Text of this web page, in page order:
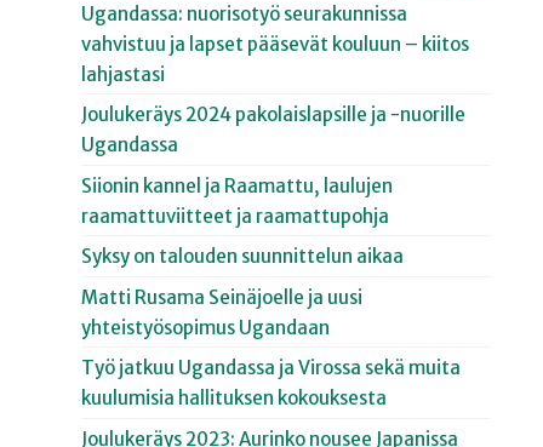
Ugandassa: nuorisotyö seurakunnissa
vahvistuu ja lapset pääsevät kouluun – kiitos
lahjastasi
Joulukeräys 2024 pakolaislapsille ja -nuorille
Ugandassa
Siionin kannel ja Raamattu, laulujen
raamattuviitteet ja raamattupohja
Syksy on talouden suunnittelun aikaa
Matti Rusama Seinäjoelle ja uusi
yhteistyösopimus Ugandaan
Työ jatkuu Ugandassa ja Virossa sekä muita
kuulumisia hallituksen kokouksesta
Joulukeräys 2023: Aurinko nousee Japanissa